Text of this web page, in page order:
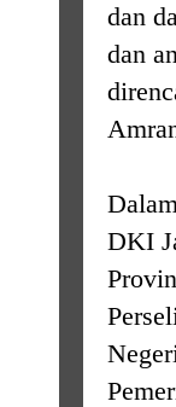
dan
dan
DKI